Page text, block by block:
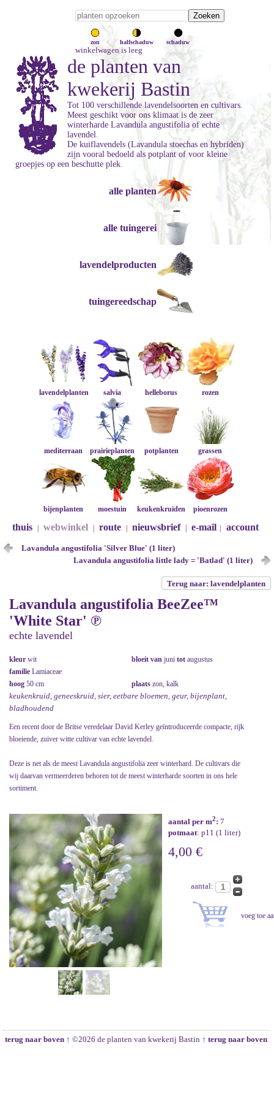
zon halfschaduw schaduw
winkelwagen is leeg
de planten van
kwekerij Bastin
Tot 100 verschillende lavendelsoorten en cultivars.
Meest geschikt voor ons klimaat is de zeer
winterharde Lavandula angustifolia of echte
lavendel.
De kuiflavendels (Lavandula stoechas en hybriden)
zijn vooral bedoeld als potplant of voor kleine
groepjes op een beschutte plek.
alle planten
alle tuingerei
lavendelproducten
tuingereedschap
lavendelplanten salvia helleborus rozen
mediterraan prairieplanten potplanten grassen
bijenplanten moestuin keukenkruiden pioenrozen
thuis webwinkel route nieuwsbrief e-mail account
Lavandula angustifolia 'Silver Blue' (1 liter)
Lavandula angustifolia little lady = 'Batlad' (1 liter)
Terug naar: lavendelplanten
Lavandula angustifolia BeeZee™
'White Star' ℗
echte lavendel
kleur wit bloeit van juni tot augustus
familie Lamiaceae
hoog 50 cm plaats zon, kalk
keukenkruid, geneeskruid, sier, eetbare bloemen, geur, bijenplant,
bladhoudend
Een recent door de Britse veredelaar David Kerley geïntroduceerde compacte, rijk
bloeiende, zuiver witte cultivar van echte lavendel.
Deze is net als de meest Lavandula angustifolia zeer winterhard. De cultivars die
wij daarvan vermeerderen behoren tot de meest winterharde soorten in ons hele
sortiment.
aantal per m2: 7
potmaat: p11 (1 liter)
4,00 €
aantal:
terug naar boven ↑ ©2026 de planten van kwekerij Bastin ↑ terug naar boven